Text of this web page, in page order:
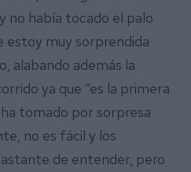
no había tocado el palo
estoy muy sorprendida
alabando además la
ya que “es la primera
tomado por sorpresa
no es fácil y los
de entender, pero